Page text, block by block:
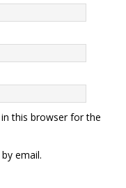
this browser for the
email.